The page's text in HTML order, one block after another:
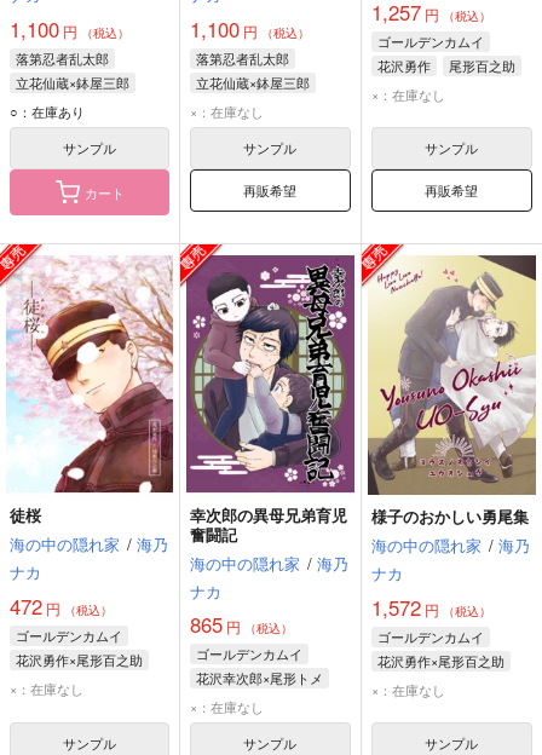
1,100 円 （税込）
落第忍者乱太郎
立花仙蔵×鉢屋三郎
立花仙蔵
○：在庫あり
サンプル
カート
1,100 円 （税込）
落第忍者乱太郎
立花仙蔵×鉢屋三郎
立花仙蔵
×：在庫なし
サンプル
再販希望
1,257円 （税込）
ゴールデンカムイ
花沢勇作
尾形百之助
×：在庫なし
サンプル
再販希望
徒桜
海の中の隠れ家 / 海乃
ナカ
472 円 （税込）
ゴールデンカムイ
花沢勇作×尾形百之助
花沢勇作
×：在庫なし
サンプル
幸次郎の異母兄弟育児
奮闘記
海の中の隠れ家 / 海乃
ナカ
865 円 （税込）
ゴールデンカムイ
花沢幸次郎×尾形トメ
尾形百之助
花沢幸次郎
×：在庫なし
サンプル
様子のおかしい勇尾集
海の中の隠れ家 / 海乃
ナカ
1,572円 （税込）
ゴールデンカムイ
花沢勇作×尾形百之助
花沢勇作
×：在庫なし
サンプル